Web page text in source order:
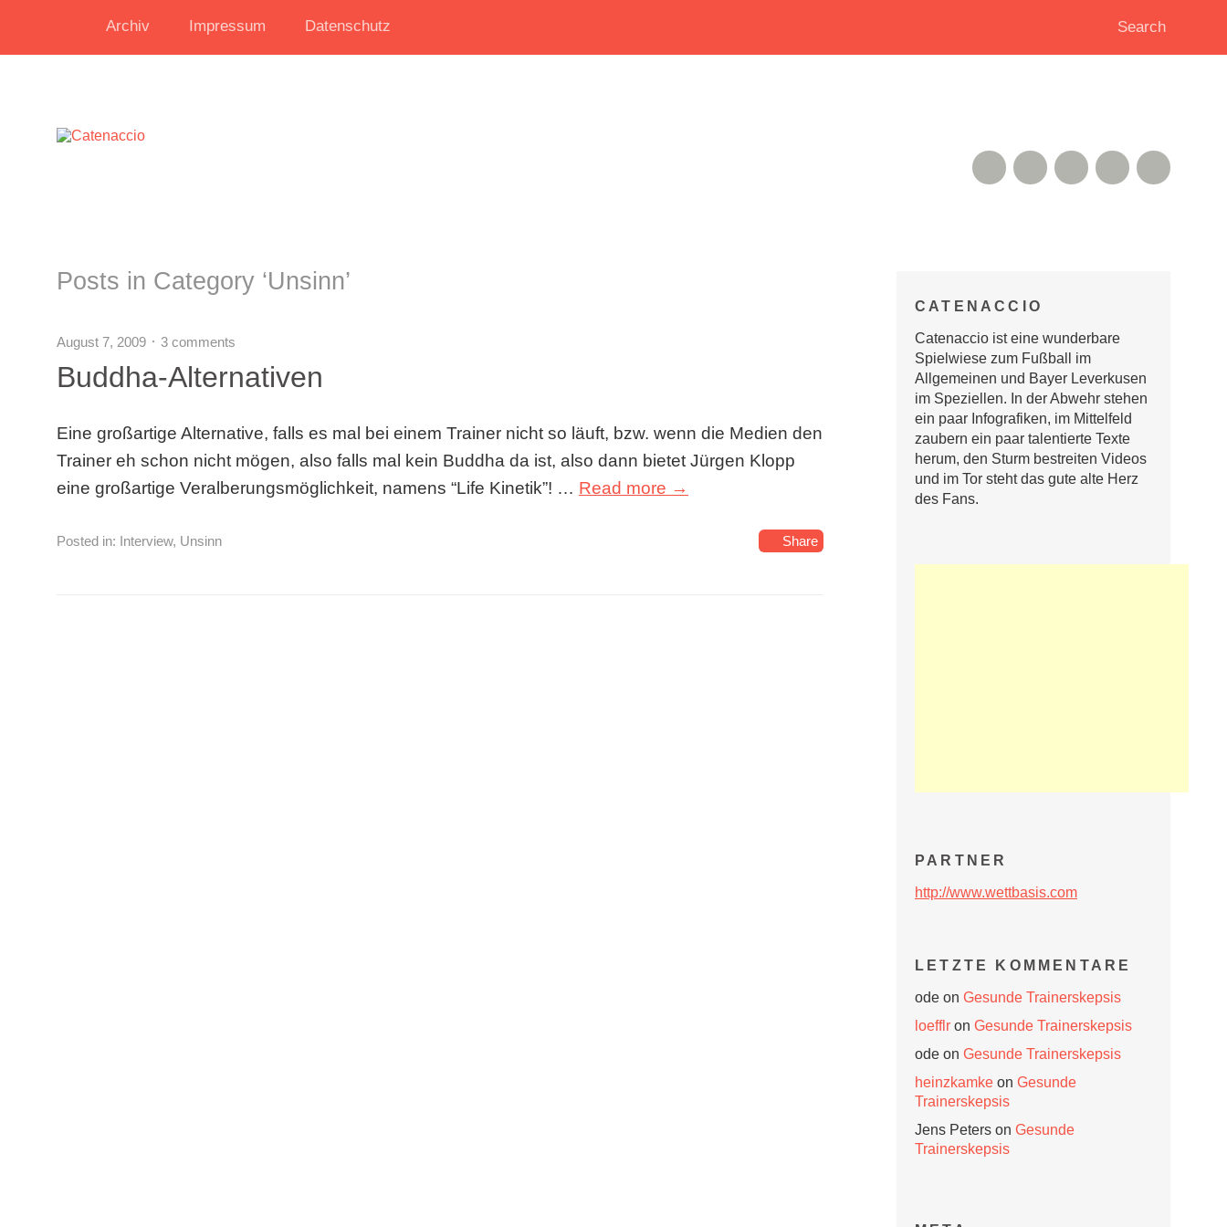
Archiv Impressum Datenschutz
Google+
Instagram
Xing
RSS Feed
Posts in Category ‘Unsinn’
August 7, 2009 3 comments
Buddha-Alternativen
Eine großartige Alternative, falls es mal bei einem Trainer nicht so läuft, bzw. wenn die Medien den
Trainer eh schon nicht mögen, also falls mal kein Buddha da ist, also dann bietet Jürgen Klopp
eine großartige Veralberungsmöglichkeit, namens “Life Kinetik”! … Read more →
Posted in: Interview, Unsinn Share
CATENACCIO
Catenaccio ist eine wunderbare
Spielwiese zum Fußball im
Allgemeinen und Bayer Leverkusen
im Speziellen. In der Abwehr stehen
ein paar Infografiken, im Mittelfeld
zaubern ein paar talentierte Texte
herum, den Sturm bestreiten Videos
und im Tor steht das gute alte Herz
des Fans.
PARTNER
http://www.wettbasis.com
LETZTE KOMMENTARE
ode on Gesunde Trainerskepsis
loefflr on Gesunde Trainerskepsis
ode on Gesunde Trainerskepsis
heinzkamke on Gesunde
Trainerskepsis
Jens Peters on Gesunde
Trainerskepsis